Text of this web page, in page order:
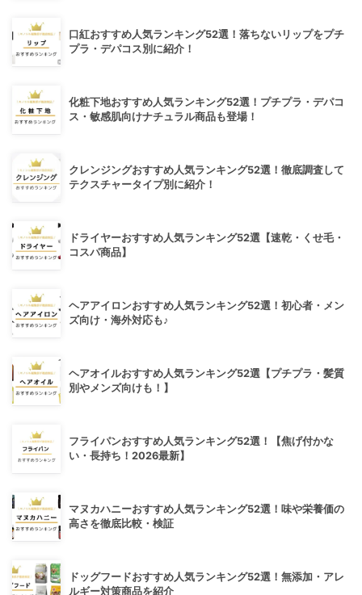
口紅おすすめ人気ランキング52選！落ちないリップをプチ
プラ・デパコス別に紹介！
化粧下地おすすめ人気ランキング52選！プチプラ・デパコ
ス・敏感肌向けナチュラル商品も登場！
クレンジングおすすめ人気ランキング52選！徹底調査して
テクスチャータイプ別に紹介！
ドライヤーおすすめ人気ランキング52選【速乾・くせ毛・
コスパ商品】
ヘアアイロンおすすめ人気ランキング52選！初心者・メン
ズ向け・海外対応も♪
ヘアオイルおすすめ人気ランキング52選【プチプラ・髪質
別やメンズ向けも！】
フライパンおすすめ人気ランキング52選！【焦げ付かな
い・長持ち！2026最新】
マヌカハニーおすすめ人気ランキング52選！味や栄養価の
高さを徹底比較・検証
ドッグフードおすすめ人気ランキング52選！無添加・アレ
ルギー対策商品を紹介